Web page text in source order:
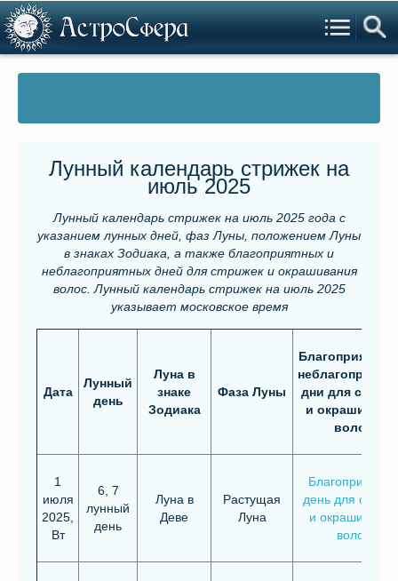
Лунный календарь стрижек на
июль 2025
Лунный календарь стрижек на июль 2025 года с
указанием лунных дней, фаз Луны, положением Луны
в знаках Зодиака, а также благоприятных и
неблагоприятных дней для стрижек и окрашивания
волос. Лунный календарь стрижек на июль 2025
указывает московское время
Дата
Лунный
день
Луна в
знаке
Зодиака
Фаза Луны
дни для
и
волос
1
июля
2025,
Вт
6, 7
лунный
день
Луна в
Деве
Растущая
Луна
Благоприятный
день для
и окрашивания
волос